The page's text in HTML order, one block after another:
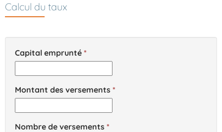
Calcul du taux
Capital emprunté
Montant des versements
Nombre de versements